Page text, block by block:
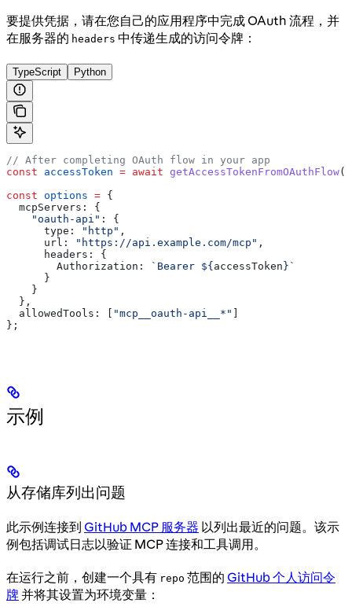
要提供凭据，请在您自己的应用程序中完成 OAuth 流程，并
在服务器的 headers 中传递生成的访问令牌：
TypeScript Python
// After completing OAuth flow in your app
const accessToken = await getAccessTokenFromOAuthFlow
const options = {
  mcpServers:
{
    "oauth-api"
:
{
      type:
"http" ,
      url:
"https://api.example.com/mcp" ,
      headers:
{
        Authorization:
`Bearer ${ accessToken } `
      }
    }
  },
  allowedTools:
"mcp__oauth-api__*"
};
示例
从存储库列出问题
此示例连接到 GitHub MCP 服务器 以列出最近的问题。该示
例包括调试日志以验证 MCP 连接和工具调用。
在运行之前，创建一个具有 repo 范围的 GitHub 个人访问令
牌并将其设置为环境变量：